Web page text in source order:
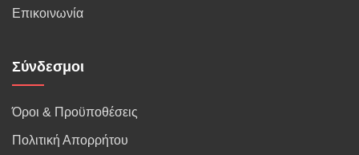
Επικοινωνία
Σύνδεσμοι
Όροι & Προϋποθέσεις
Πολιτική Απορρήτου